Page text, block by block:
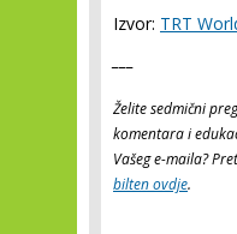
Izvor: TRT
Želite sedmični
komentara i
Vašeg e-maila?
bilten ovdje.